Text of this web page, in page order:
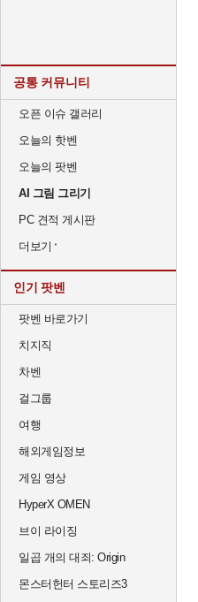
공통 커뮤니티
오픈 이슈 갤러리
오늘의 핫벤
오늘의 팟벤
AI 그림 그리기
PC 견적 게시판
더보기
인기 팟벤
팟벤 바로가기
치지직
차벤
걸그룹
여행
해외게임정보
게임 영상
HyperX OMEN
브이 라이징
일곱 개의 대죄: Origin
몬스터헌터 스토리즈3